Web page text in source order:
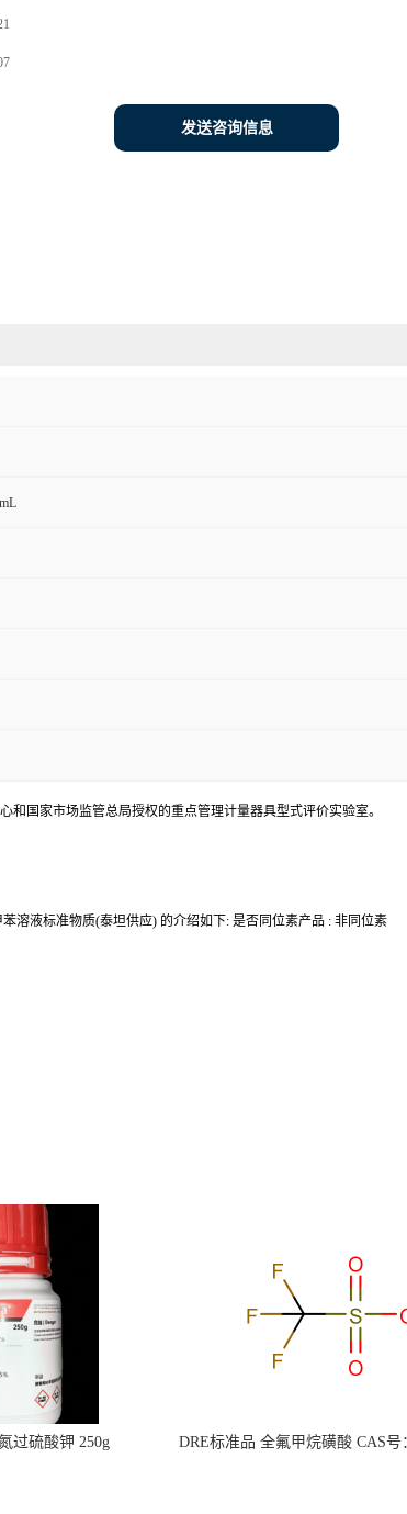
发送咨询信息
国家市场监管总局授权的重点管理计量器具型式评价实验室。
溶液标准物质(泰坦供应) 的介绍如下: 是否同位素产品 : 非同位素
过硫酸钾 250g
DRE标准品 全氟甲烷磺酸 CAS号